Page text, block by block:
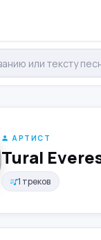
АРТИСТ
Tural
1 треков